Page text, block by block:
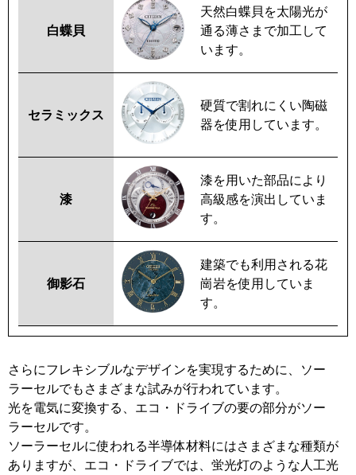
白蝶貝
天然白蝶貝を太陽光が
通る薄さまで加工して
います。
セラミックス
硬質で割れにくい陶磁
器を使用しています。
漆
漆を用いた部品により
高級感を演出していま
す。
御影石
建築でも利用される花
崗岩を使用していま
す。
さらにフレキシブルなデザインを実現するために、ソー
ラーセルでもさまざまな試みが行われています。
光を電気に変換する、エコ・ドライブの要の部分がソー
ラーセルです。
ソーラーセルに使われる半導体材料にはさまざまな種類が
ありますが、エコ・ドライブでは、蛍光灯のような人工光